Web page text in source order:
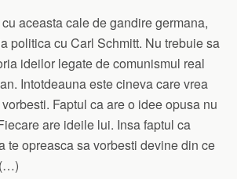
aceasta cale de gandire germana,
politica cu Carl Schmitt. Nu trebuie sa
ideilor legate de comunismul real
Intotdeauna este cineva care vrea
Faptul ca are o idee opusa nu
are ideile lui. Insa faptul ca
te opreasca sa vorbesti devine din ce